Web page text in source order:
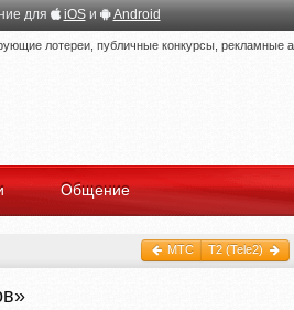
для iOSи Android
лотереи, публичные конкурсы, рекламные
Общение
МТС T2 (Tele2)